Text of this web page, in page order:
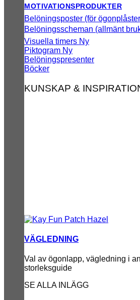
MOTIVATIONSPRODUKTER
Belöningsposter (för
Belöningsscheman (allmänt
Visuella timers
Piktogram
Belöningspresenter
Böcker
KUNSKAP &
VÄGLEDNING
Val av ögonlapp, vägledning i
storleksguide
SE ALLA INLÄGG